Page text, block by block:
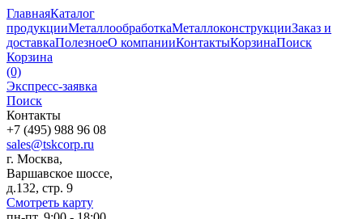
ГлавнаяКаталог
продукцииМеталлообработкаМеталлоконструкцииЗаказ и
доставкаПолезноеО компанииКонтактыКорзинаПоиск
Корзина
(0)
Экспресс-заявка
Поиск
Контакты
+7 (495) 988 96 08
sales@tskcorp.ru
г. Москва,
Варшавское шоссе,
д.132, стр. 9
Смотреть карту